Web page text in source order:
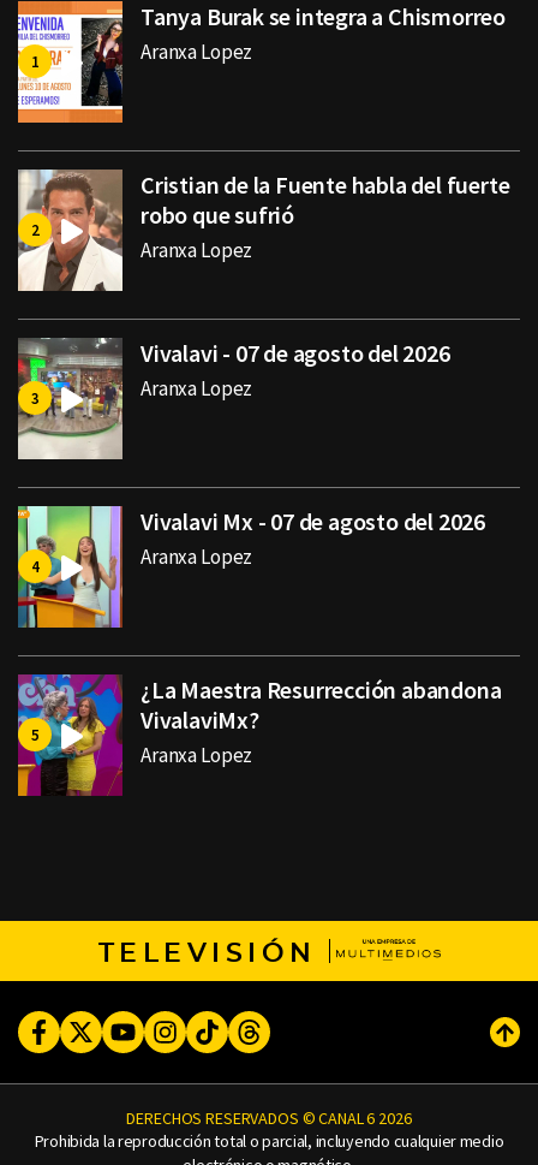
Tanya Burak se integra a Chismorreo
Aranxa Lopez
Cristian de la Fuente habla del fuerte
robo que sufrió
Aranxa Lopez
Vivalavi - 07 de agosto del 2026
Aranxa Lopez
Vivalavi Mx - 07 de agosto del 2026
Aranxa Lopez
¿La Maestra Resurrección abandona
VivalaviMx?
Aranxa Lopez
TELEVISIÓN
FacebookTwitterYoutubeInstagram
TikTokThreads
DERECHOS RESERVADOS © CANAL 6 2026
Prohibida la reproducción total o parcial, incluyendo cualquier medio